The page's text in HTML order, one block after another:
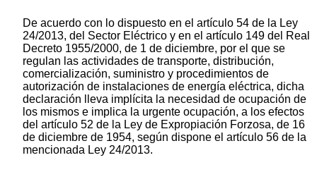
De acuerdo con lo dispuesto en el artículo 54 de la Ley
24/2013, del Sector Eléctrico y en el artículo 149 del Real
Decreto 1955/2000, de 1 de diciembre, por el que se
regulan las actividades de transporte, distribución,
comercialización, suministro y procedimientos de
autorización de instalaciones de energía eléctrica, dicha
declaración lleva implícita la necesidad de ocupación de
los mismos e implica la urgente ocupación, a los efectos
del artículo 52 de la Ley de Expropiación Forzosa, de 16
de diciembre de 1954, según dispone el artículo 56 de la
mencionada Ley 24/2013.